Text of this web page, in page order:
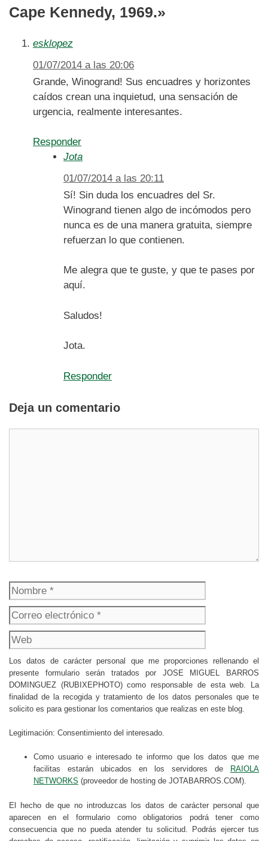
Cape Kennedy, 1969.»
esklopez
01/07/2014 a las 20:06
Grande, Winogrand! Sus encuadres y horizontes
caídos crean una inquietud, una sensación de
urgencia, realmente interesantes.
Responder
Jota
01/07/2014 a las 20:11
Sí! Sin duda los encuadres del Sr.
Winogrand tienen algo de incómodos pero
nunca es de una manera gratuita, siempre
refuerzan lo que contienen.
Me alegra que te guste, y que te pases por
aquí.
Saludos!
Jota.
Responder
Deja un comentario
Nombre
electrónico
Los datos de carácter personal que me proporciones rellenando el
presente formulario serán tratados por JOSE MIGUEL BARROS
DOMINGUEZ (RUBIXEPHOTO) como responsable de esta web. La
finalidad de la recogida y tratamiento de los datos personales que te
solicito es para gestionar los comentarios que realizas en este blog.
Legitimación: Consentimiento del interesado.
Como usuario e interesado te informo que los datos que me
facilitas estarán ubicados en los servidores de
RAIOLA
NETWORKS (proveedor de hosting de JOTABARROS.COM).
El hecho de que no introduzcas los datos de carácter personal que
aparecen en el formulario como obligatorios podrá tener como
consecuencia que no pueda atender tu solicitud. Podrás ejercer tus